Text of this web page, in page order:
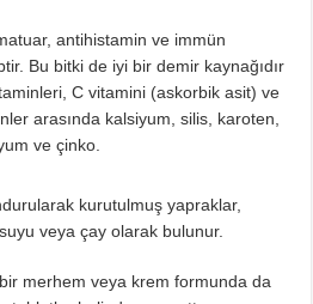
antihistamin ve immün
Bu bitki de iyi bir demir kaynağıdır
C vitamini (askorbik asit) ve
arasında kalsiyum, silis, karoten,
ve çinko.
kurutulmuş yapraklar,
veya çay olarak bulunur.
merhem veya krem ​​formunda da